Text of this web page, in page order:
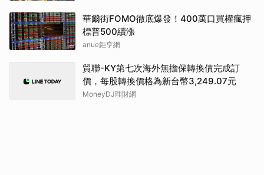
華爾街FOMO徹底爆發！400萬口買權瘋押
標普500續漲
anue鉅亨網
貿聯-KY第七次海外無擔保轉換債完成訂
價，每股轉換價格為新台幣3,249.07元
MoneyDJ理財網